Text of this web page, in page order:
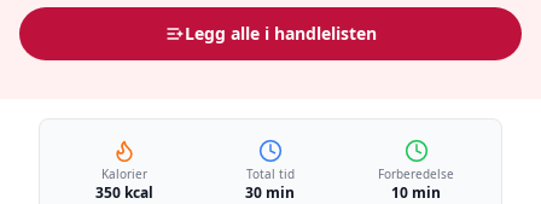
Legg alle i handlelisten
Kalorier
350 kcal
Total tid
30 min
Forberedelse
10 min